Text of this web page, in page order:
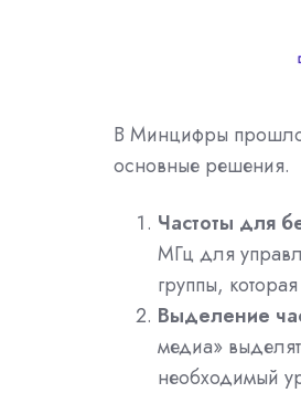
В Минцифры прошло
основные решения.
Частоты для
МГц для
группы,
Выделение
медиа»
необходимый